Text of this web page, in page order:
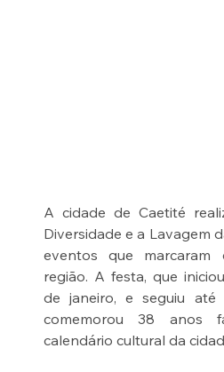
A cidade de Caetité
Diversidade e a Lavagem
eventos que marcaram
região. A festa, que
de janeiro, e seguiu até
comemorou 38 anos
calendário cultural da